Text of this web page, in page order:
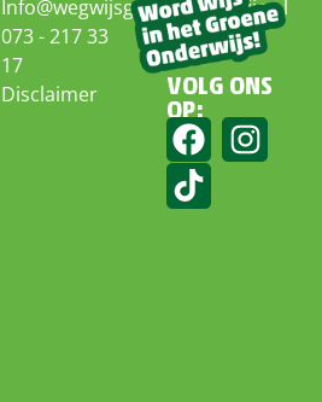
Info@wegwijsgroenonderwijs.nl
073 - 217 33
17
Disclaimer
VOLG ONS
OP: